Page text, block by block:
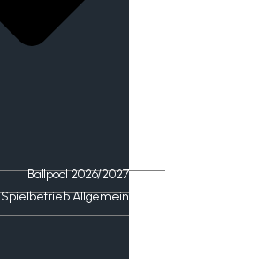
Ballpool 2026/2027
Spielbetrieb Allgemein